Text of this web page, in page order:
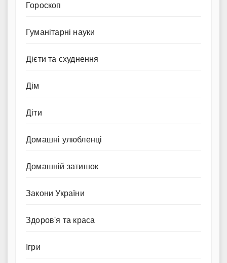
Гороскоп
Гуманітарні науки
Дієти та схуднення
Дім
Діти
Домашні улюбленці
Домашній затишок
Закони України
Здоров'я та краса
Ігри